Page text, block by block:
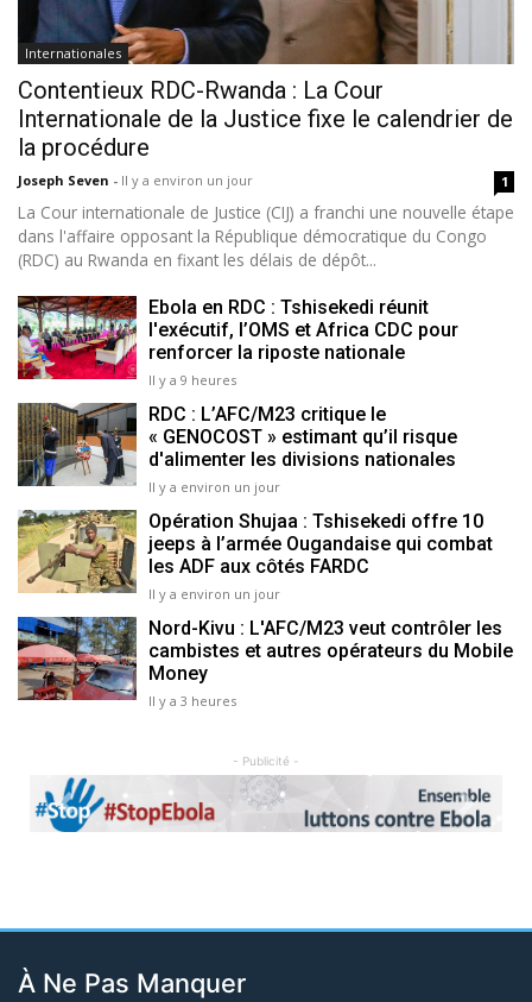
Internationales
Contentieux RDC-Rwanda : La Cour
Internationale de la Justice fixe le calendrier de
la procédure
Joseph Seven - Il y a environ un jour 1
La Cour internationale de Justice (CIJ) a franchi une nouvelle étape
dans l'affaire opposant la République démocratique du Congo
(RDC) au Rwanda en fixant les délais de dépôt...
Ebola en RDC : Tshisekedi réunit
l'exécutif, l’OMS et Africa CDC pour
renforcer la riposte nationale
Il y a 9 heures
RDC : L’AFC/M23 critique le
« GENOCOST » estimant qu’il risque
d'alimenter les divisions nationales
Il y a environ un jour
Opération Shujaa : Tshisekedi offre 10
jeeps à l’armée Ougandaise qui combat
les ADF aux côtés FARDC
Il y a environ un jour
Nord-Kivu : L'AFC/M23 veut contrôler les
cambistes et autres opérateurs du Mobile
Money
Il y a 3 heures
- Publicité -
Previous Next
À Ne Pas Manquer